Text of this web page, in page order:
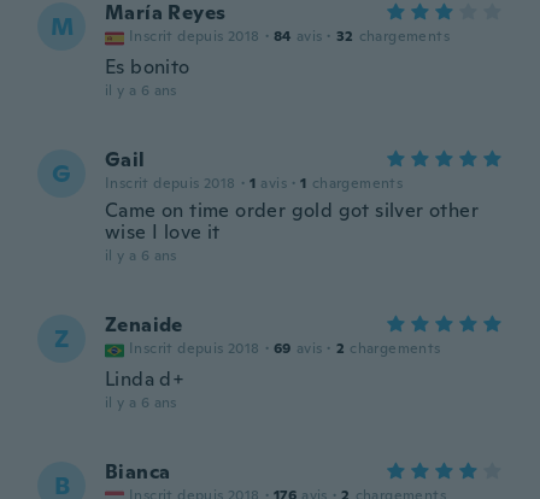
M María Reyes
Inscrit depuis 2018 · 84 avis · 32 chargements
Es bonito
il y a 6 ans
G Gail
Inscrit depuis 2018 · 1 avis · 1 chargements
Came on time order gold got silver other
wise I love it
il y a 6 ans
Z Zenaide
Inscrit depuis 2018 · 69 avis · 2 chargements
Linda d+
il y a 6 ans
B Bianca